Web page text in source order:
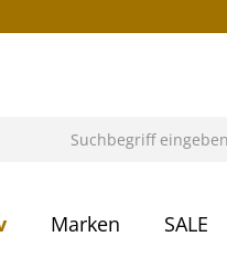
Marken SALE